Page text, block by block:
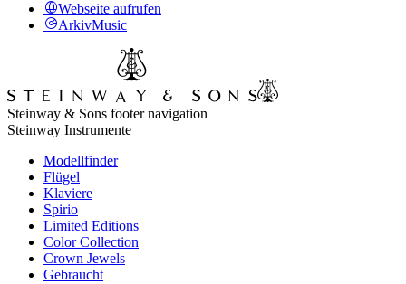
Webseite aufrufen
ArkivMusic
Steinway & Sons footer navigation
Steinway Instrumente
Modellfinder
Flügel
Klaviere
Spirio
Limited Editions
Color Collection
Crown Jewels
Gebraucht